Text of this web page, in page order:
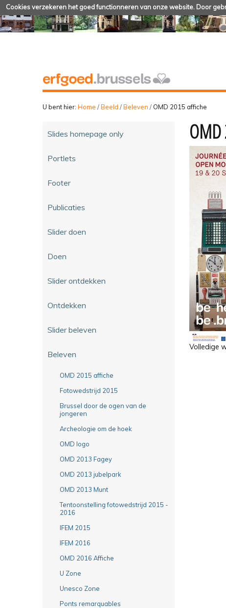
Cookies verzekeren het goed functionneren van onze website. Door
U bent hier: Home /Beeld /Beleven / OMD 2015 affiche
Slides homepage only
Portlets
Footer
Publicaties
Slider doen
Doen
Slider ontdekken
Ontdekken
Slider beleven
Beleven
OMD 2015 affiche
Fotowedstrijd 2015
Brussel door de ogen van de
jongeren
Archeologie om de hoek
OMD logo
OMD 2013 Fagey
OMD 2013 jubelpark
OMD 2013 Munt
Tentoonstelling fotowedstrijd 2015 -
2016
IFEM 2015
IFEM 2016
OMD 2016 Affiche
U Zone
Unesco Zone
Ponts remarquables
Volledige